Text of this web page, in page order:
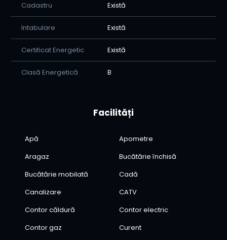
Cadastru Există
Intabulare Există
Certificat Energetic Există
Clasă Energetică B
Facilități
Apă
Apometre
Aragaz
Bucătărie închisă
Bucătărie mobilată
Cadă
Canalizare
CATV
Contor căldură
Contor electric
Contor gaz
Curent